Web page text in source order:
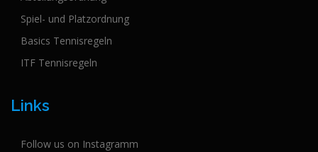
Spiel- und Platzordnung
Basics Tennisregeln
ITF Tennisregeln
Links
Follow us on Instagramm